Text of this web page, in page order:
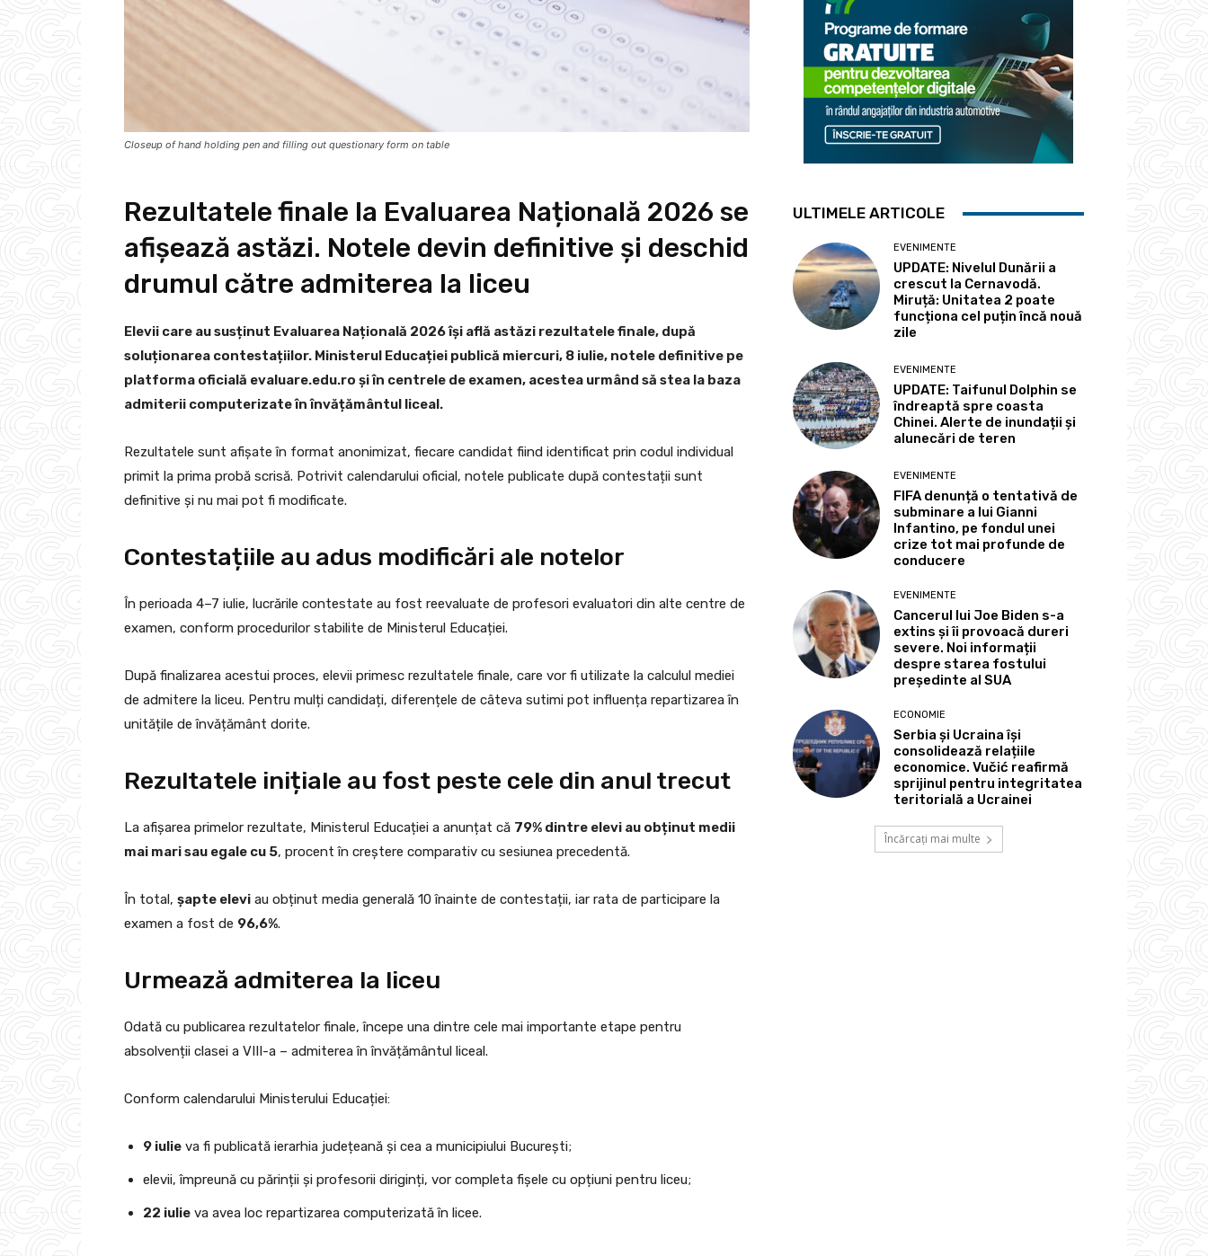
Closeup of hand holding pen and filling out questionary form on table
Rezultatele finale la Evaluarea Națională 2026 se
afișează astăzi. Notele devin definitive și deschid
drumul către admiterea la liceu
Elevii care au susținut Evaluarea Națională 2026 își află astăzi rezultatele finale, după
soluționarea contestațiilor. Ministerul Educației publică miercuri, 8 iulie, notele definitive pe
platforma oficială evaluare.edu.ro și în centrele de examen, acestea urmând să stea la baza
admiterii computerizate în învățământul liceal.
Rezultatele sunt afișate în format anonimizat, fiecare candidat fiind identificat prin codul individual
primit la prima probă scrisă. Potrivit calendarului oficial, notele publicate după contestații sunt
definitive și nu mai pot fi modificate.
Contestațiile au adus modificări ale notelor
În perioada 4–7 iulie, lucrările contestate au fost reevaluate de profesori evaluatori din alte centre de
examen, conform procedurilor stabilite de Ministerul Educației.
După finalizarea acestui proces, elevii primesc rezultatele finale, care vor fi utilizate la calculul mediei
de admitere la liceu. Pentru mulți candidați, diferențele de câteva sutimi pot influența repartizarea în
unitățile de învățământ dorite.
Rezultatele inițiale au fost peste cele din anul trecut
La afișarea primelor rezultate, Ministerul Educației a anunțat că 79% dintre elevi au obținut medii
mai mari sau egale cu 5, procent în creștere comparativ cu sesiunea precedentă.
În total, șapte elevi au obținut media generală 10 înainte de contestații, iar rata de participare la
examen a fost de 96,6%.
Urmează admiterea la liceu
Odată cu publicarea rezultatelor finale, începe una dintre cele mai importante etape pentru
absolvenții clasei a VIII-a – admiterea în învățământul liceal.
Conform calendarului Ministerului Educației:
9 iulie va fi publicată ierarhia județeană și cea a municipiului București;
elevii, împreună cu părinții și profesorii diriginți, vor completa fișele cu opțiuni pentru liceu;
22 iulie va avea loc repartizarea computerizată în licee.
ULTIMELE ARTICOLE
EVENIMENTE
UPDATE: Nivelul Dunării a
crescut la Cernavodă.
Miruță: Unitatea 2 poate
funcționa cel puțin încă nouă
zile
EVENIMENTE
UPDATE: Taifunul Dolphin se
îndreaptă spre coasta
Chinei. Alerte de inundații și
alunecări de teren
EVENIMENTE
FIFA denunță o tentativă de
subminare a lui Gianni
Infantino, pe fondul unei
crize tot mai profunde de
conducere
EVENIMENTE
Cancerul lui Joe Biden s-a
extins și îi provoacă dureri
severe. Noi informații
despre starea fostului
președinte al SUA
ECONOMIE
Serbia și Ucraina își
consolidează relațiile
economice. Vučić reafirmă
sprijinul pentru integritatea
teritorială a Ucrainei
Încărcați mai multe